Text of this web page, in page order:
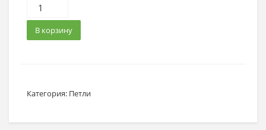
В корзину
Категория: Петли